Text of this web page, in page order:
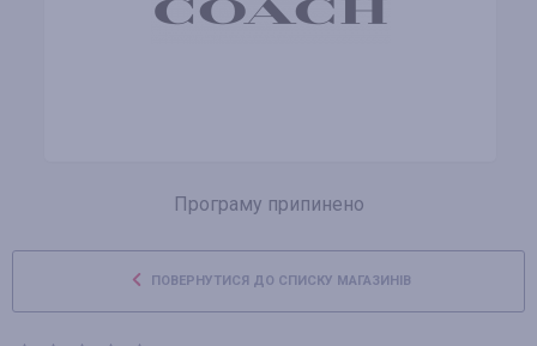
Програму припинено
ПОВЕРНУТИСЯ ДО СПИСКУ МАГАЗИНІВ